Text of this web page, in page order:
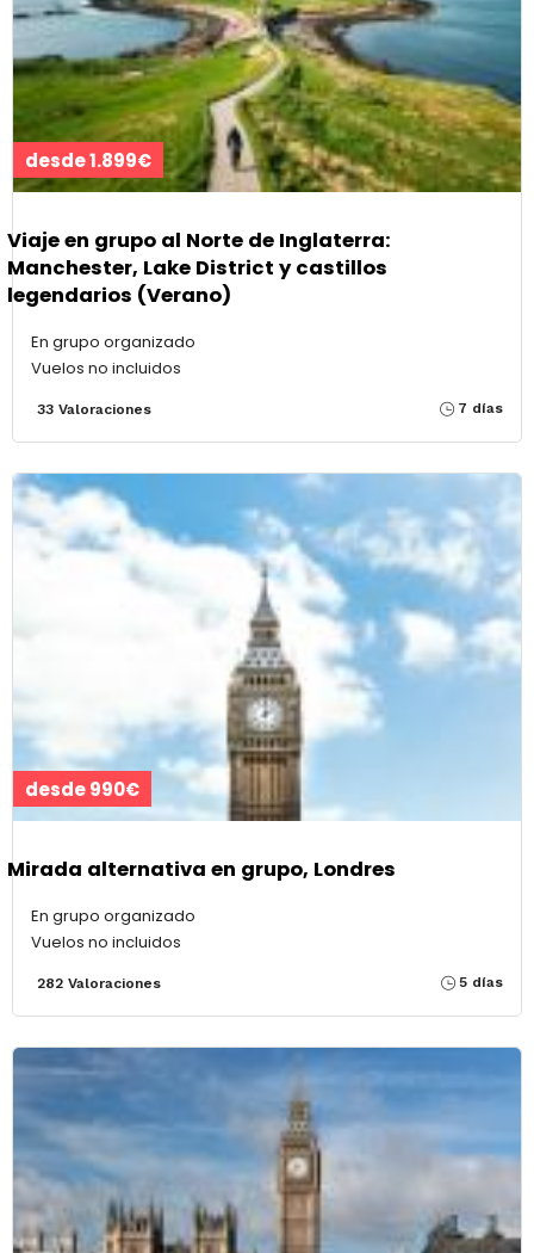
desde 1.899€
Viaje en grupo al Norte de Inglaterra:
Manchester, Lake District y castillos
legendarios (Verano)
En grupo organizado
Vuelos no incluidos
33 Valoraciones 7 días
desde 990€
Mirada alternativa en grupo, Londres
En grupo organizado
Vuelos no incluidos
282 Valoraciones 5 días